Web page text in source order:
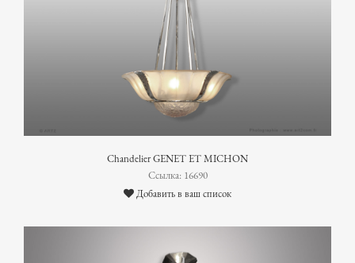
Chandelier GENET ET MICHON
Ссылка: 16690
Добавить в ваш список